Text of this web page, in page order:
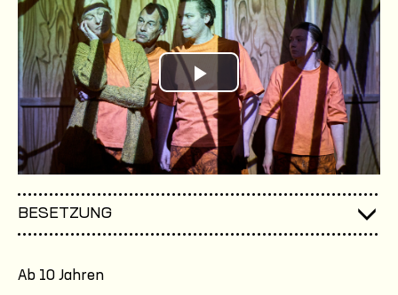
Play
Video
BESETZUNG
Ab 10 Jahren